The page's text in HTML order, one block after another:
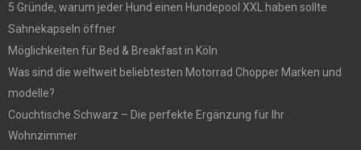
5 Gründe, warum jeder Hund einen Hundepool XXL haben sollte
Sahnekapseln öffner
Möglichkeiten für Bed & Breakfast in Köln
Was sind die weltweit beliebtesten Motorrad Chopper Marken und
modelle?
Couchtische Schwarz – Die perfekte Ergänzung für Ihr
Wohnzimmer